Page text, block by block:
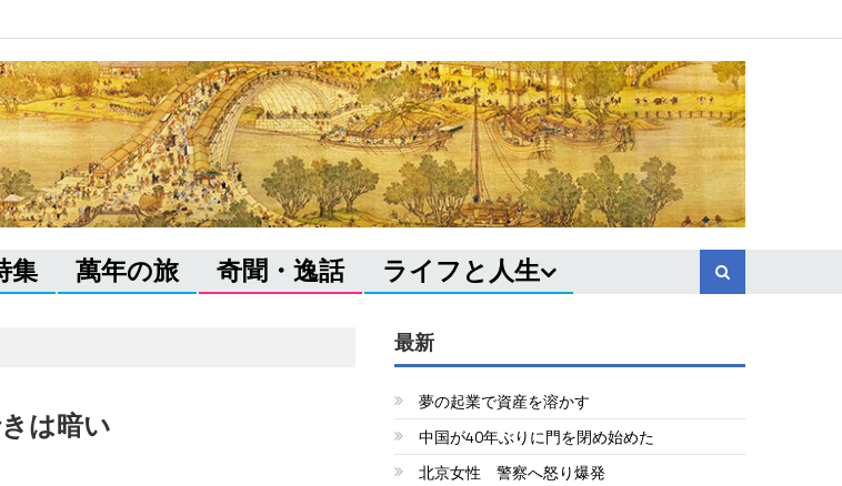
集 萬年の旅 奇聞・逸話 ライフと人生
は暗い
最新
夢の起業で資産を溶かす
中国が40年ぶりに門を閉め始めた
北京女性 警察へ怒り爆発